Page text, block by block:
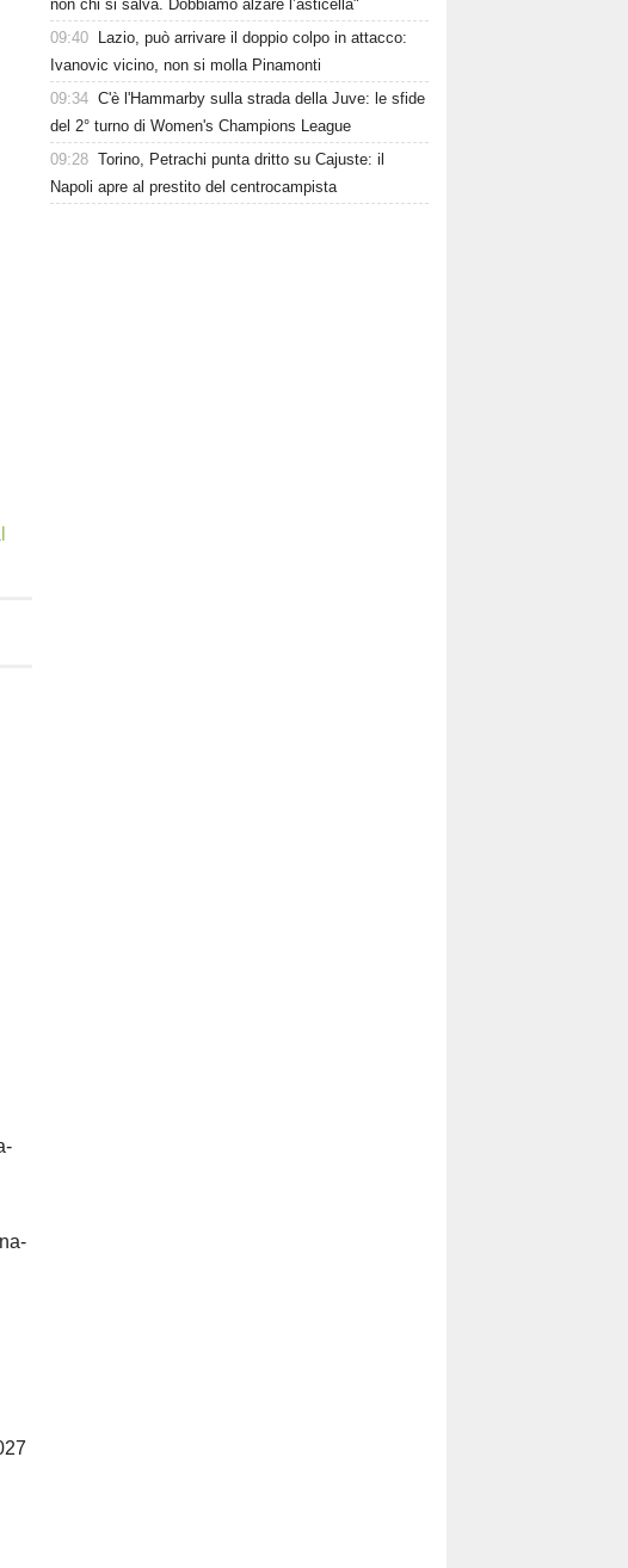
non chi si salva. Dobbiamo alzare l’asticella"
09:40
Lazio, può arrivare il doppio colpo in attacco:
Ivanovic vicino, non si molla Pinamonti
09:34 C'è l'Hammarby sulla strada della Juve: le sfide
del 2° turno di Women's Champions League
09:28 Torino, Petrachi punta dritto su Cajuste: il
Napoli apre al prestito del centrocampista